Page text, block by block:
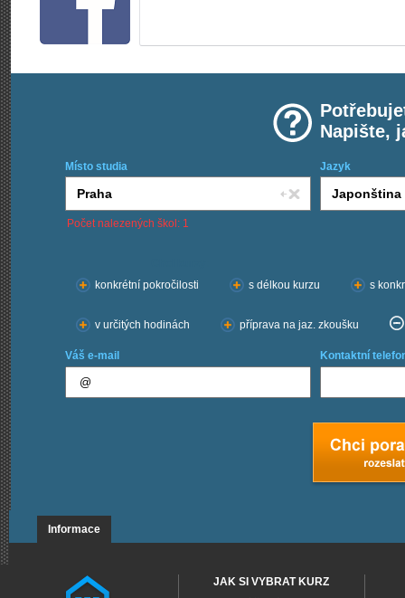
Napište,
Místo studia Jazyk
Počet nalezených škol: 1
konkrétní pokročilosti
s délkou kurzu s
v určitých hodinách příprava na jaz. zkoušku
Váš e-mail Kontaktní
Informace
JAK SI VYBRAT KURZ